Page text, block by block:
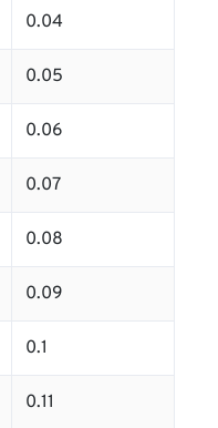
0.04
0.05
0.06
0.07
0.08
0.09
0.1
0.11